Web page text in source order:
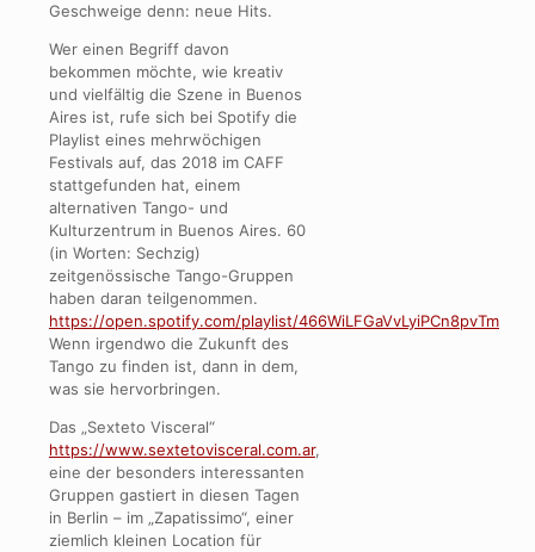
Geschweige denn: neue Hits.
Wer einen Begriff davon
bekommen möchte, wie kreativ
und vielfältig die Szene in Buenos
Aires ist, rufe sich bei Spotify die
Playlist eines mehrwöchigen
Festivals auf, das 2018 im CAFF
stattgefunden hat, einem
alternativen Tango- und
Kulturzentrum in Buenos Aires. 60
(in Worten: Sechzig)
zeitgenössische Tango-Gruppen
haben daran teilgenommen.
https://open.spotify.com/playlist/466WiLFGaVvLyiPCn8pvTm
Wenn irgendwo die Zukunft des
Tango zu finden ist, dann in dem,
was sie hervorbringen.
Das „Sexteto Visceral“
https://www.sextetovisceral.com.ar,
eine der besonders interessanten
Gruppen gastiert in diesen Tagen
in Berlin – im „Zapatissimo“, einer
ziemlich kleinen Location für